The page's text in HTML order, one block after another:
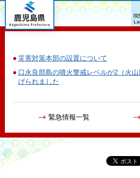
鹿児島県
災害対策本部の設置について
口永良部島の噴火警戒レベルが2（火
げられました
緊急情報一覧
閲